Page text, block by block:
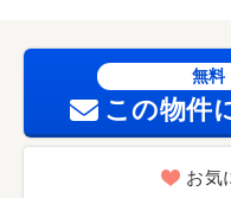
無料
この物件
お気